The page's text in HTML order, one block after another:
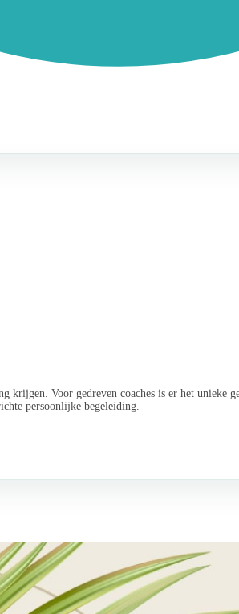
Voor gedreven coaches is er het unieke
persoonlijke begeleiding.